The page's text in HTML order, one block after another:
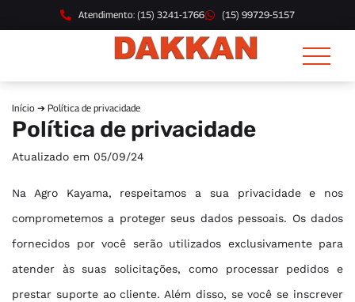
Atendimento: (15) 3241-1766 (15) 99729-5157
Início ➔ Política de privacidade
Política de privacidade
Atualizado em 05/09/24
Na Agro Kayama, respeitamos a sua privacidade e nos
comprometemos a proteger seus dados pessoais. Os dados
fornecidos por você serão utilizados exclusivamente para
atender às suas solicitações, como processar pedidos e
prestar suporte ao cliente. Além disso, se você se inscrever